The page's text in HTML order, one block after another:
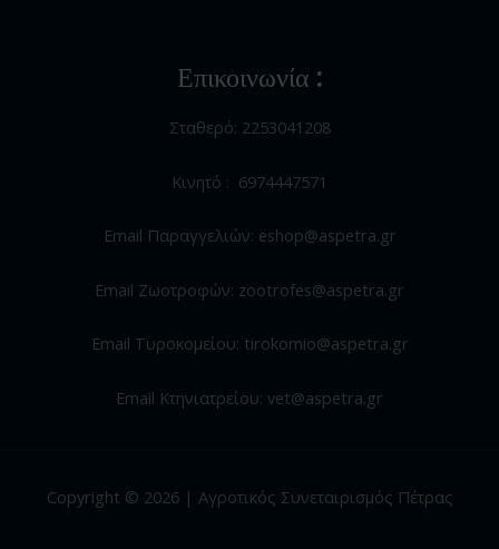
Επικοινωνία :
Σταθερό: 2253041208
Κινητό : 6974447571
Email Παραγγελιών: eshop@aspetra.gr
Email Ζωοτροφών: zootrofes@aspetra.gr
Email Τυροκομείου: tirokomio@aspetra.gr
Email Κτηνιατρείου: vet@aspetra.gr
Copyright © 2026 | Αγροτικός Συνεταιρισμός Πέτρας